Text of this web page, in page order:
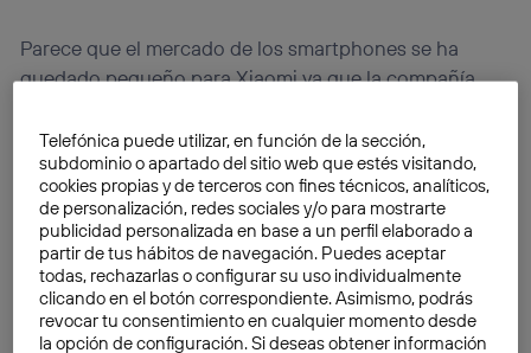
Parece que el mercado de los smartphones se ha
quedado pequeño para Xiaomi ya que la compañía
comenzar a desarrollar nuevos gadgets par el hogar.
Con el objetivo de competir con empresas como
Samsung o LG,Xiaomi acaba de lanzar oficialmente
en el mercado de China dos nuevos monitores para
gaming a un precio más que competente por la
calidad que ofrecen.
Telefónica puede utilizar, en función de la sección,
subdominio o apartado del sitio web que estés visitando,
cookies propias y de terceros con fines técnicos, analíticos,
de personalización, redes sociales y/o para mostrarte
publicidad personalizada en base a un perfil elaborado a
partir de tus hábitos de navegación. Puedes aceptar
todas, rechazarlas o configurar su uso individualmente
clicando en el botón correspondiente. Asimismo, podrás
revocar tu consentimiento en cualquier momento desde
la opción de configuración. Si deseas obtener información